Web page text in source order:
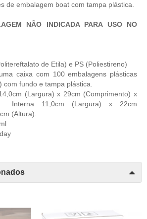
de embalagem boat com tampa plástica.
NÃO INDICADA PARA USO NO
de Etila) e PS (Poliestireno)
caixa com 100 embalagens plásticas
com fundo e tampa plástica.
(Largura) x 29cm (Comprimento) x
e Interna 11,0cm (Largura) x 22cm
(Altura).